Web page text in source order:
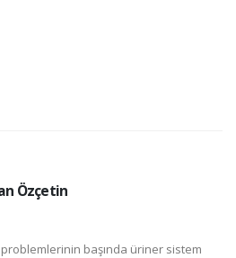
Özçetin
başında üriner sistem